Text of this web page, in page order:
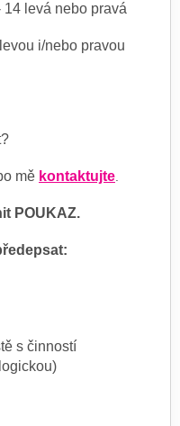
14 levá nebo pravá
i/nebo pravou
mě kontaktujte.
POUKAZ.
s činností